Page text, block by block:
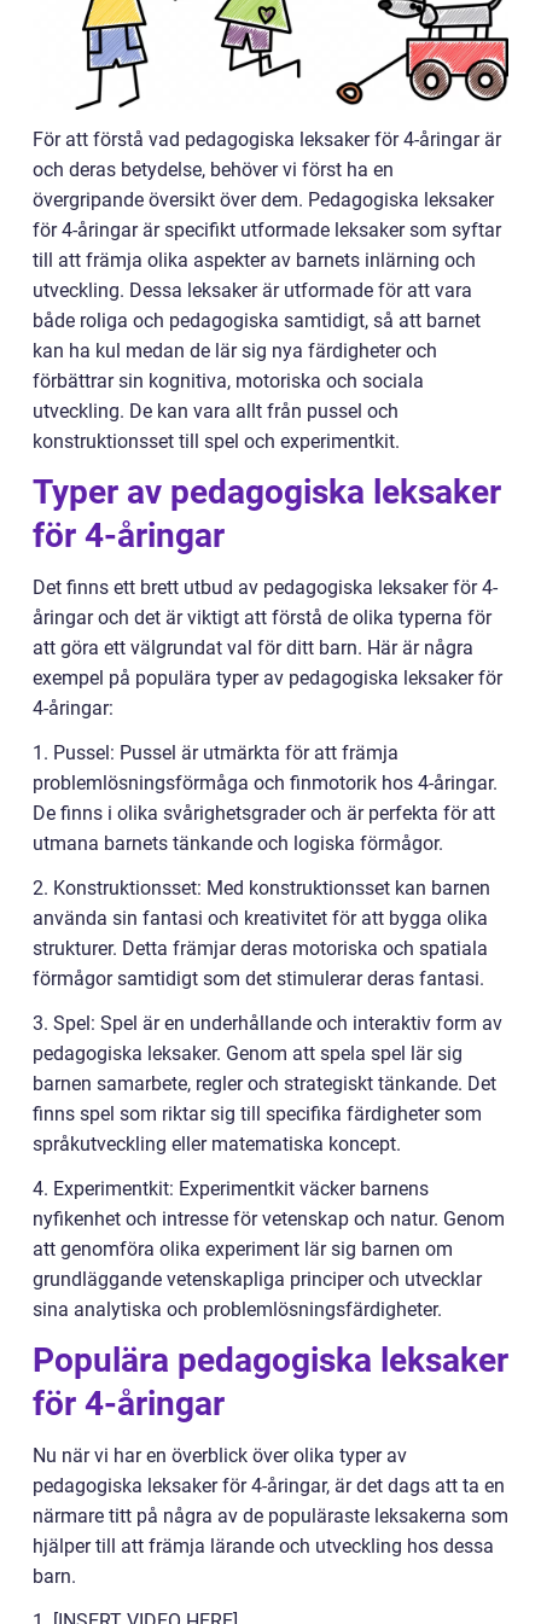
För att förstå vad pedagogiska leksaker för 4-åringar är
och deras betydelse, behöver vi först ha en
övergripande översikt över dem. Pedagogiska leksaker
för 4-åringar är specifikt utformade leksaker som syftar
till att främja olika aspekter av barnets inlärning och
utveckling. Dessa leksaker är utformade för att vara
både roliga och pedagogiska samtidigt, så att barnet
kan ha kul medan de lär sig nya färdigheter och
förbättrar sin kognitiva, motoriska och sociala
utveckling. De kan vara allt från pussel och
konstruktionsset till spel och experimentkit.
Typer av pedagogiska leksaker
för 4-åringar
Det finns ett brett utbud av pedagogiska leksaker för 4-
åringar och det är viktigt att förstå de olika typerna för
att göra ett välgrundat val för ditt barn. Här är några
exempel på populära typer av pedagogiska leksaker för
4-åringar:
1. Pussel: Pussel är utmärkta för att främja
problemlösningsförmåga och finmotorik hos 4-åringar.
De finns i olika svårighetsgrader och är perfekta för att
utmana barnets tänkande och logiska förmågor.
2. Konstruktionsset: Med konstruktionsset kan barnen
använda sin fantasi och kreativitet för att bygga olika
strukturer. Detta främjar deras motoriska och spatiala
förmågor samtidigt som det stimulerar deras fantasi.
3. Spel: Spel är en underhållande och interaktiv form av
pedagogiska leksaker. Genom att spela spel lär sig
barnen samarbete, regler och strategiskt tänkande. Det
finns spel som riktar sig till specifika färdigheter som
språkutveckling eller matematiska koncept.
4. Experimentkit: Experimentkit väcker barnens
nyfikenhet och intresse för vetenskap och natur. Genom
att genomföra olika experiment lär sig barnen om
grundläggande vetenskapliga principer och utvecklar
sina analytiska och problemlösningsfärdigheter.
Populära pedagogiska leksaker
för 4-åringar
Nu när vi har en överblick över olika typer av
pedagogiska leksaker för 4-åringar, är det dags att ta en
närmare titt på några av de populäraste leksakerna som
hjälper till att främja lärande och utveckling hos dessa
barn.